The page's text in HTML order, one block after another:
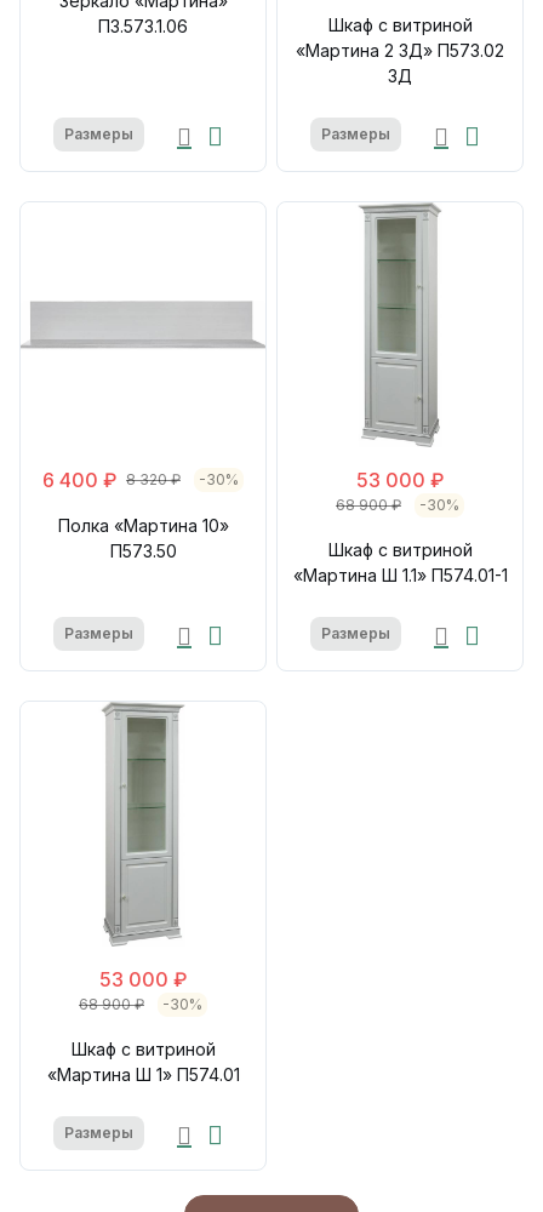
П3.573.1.06
Размеры
Шкаф с витриной
«Мартина 2 3Д» П573.02
3Д
Размеры
6 400 ₽ 8 320 ₽ -30%
Полка «Мартина 10»
П573.50
Размеры
53 000 ₽
68 900 ₽ -30%
Шкаф с витриной
«Мартина Ш 1.1» П574.01-1
Размеры
53 000 ₽
68 900 ₽ -30%
Шкаф с витриной
«Мартина Ш 1» П574.01
Размеры